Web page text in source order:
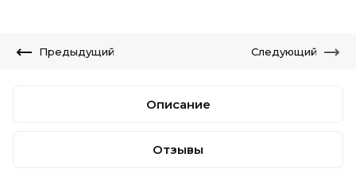
Предыдущий Следующий
Описание
Отзывы